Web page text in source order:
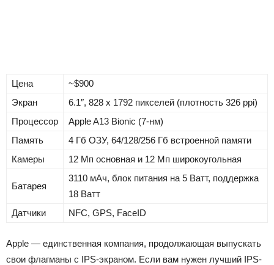
Цена
~$900
Экран
6.1″, 828 x 1792 пикселей (плотность 326 ppi)
Процессор
Apple A13 Bionic (7-нм)
Память
4 Гб ОЗУ, 64/128/256 Гб встроенной памяти
Камеры
12 Мп основная и 12 Мп широкоугольная
Батарея
3110 мАч, блок питания на 5 Ватт, поддержка
18 Ватт
Датчики
NFC, GPS, FaceID
Apple — единственная компания, продолжающая выпускать
свои флагманы с IPS-экраном. Если вам нужен лучший IPS-